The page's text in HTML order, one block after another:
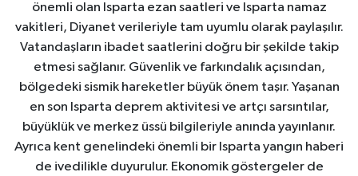
önemli olan Isparta ezan saatleri ve Isparta namaz
vakitleri, Diyanet verileriyle tam uyumlu olarak paylaşılır.
Vatandaşların ibadet saatlerini doğru bir şekilde takip
etmesi sağlanır. Güvenlik ve farkındalık açısından,
bölgedeki sismik hareketler büyük önem taşır. Yaşanan
en son Isparta deprem aktivitesi ve artçı sarsıntılar,
büyüklük ve merkez üssü bilgileriyle anında yayınlanır.
Ayrıca kent genelindeki önemli bir Isparta yangın haberi
de ivedilikle duyurulur. Ekonomik göstergeler de